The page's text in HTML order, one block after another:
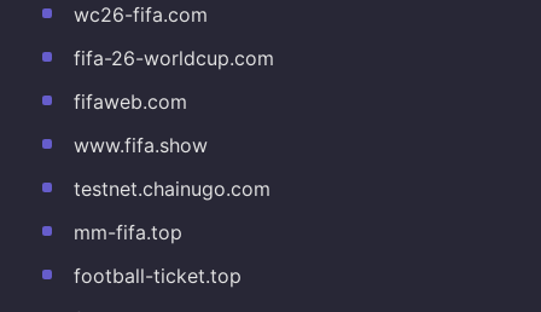
wc26-fifa.com
fifa-26-worldcup.com
fifaweb.com
www.fifa.show
testnet.chainugo.com
mm-fifa.top
football-ticket.top